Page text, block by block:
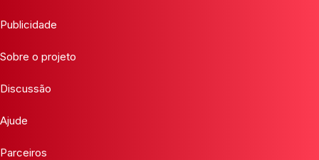
Publicidade
Sobre o projeto
Discussão
Ajude
Parceiros